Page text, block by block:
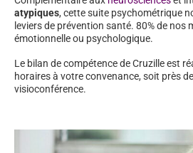
atypiques, cette suite psychométrique
leviers de prévention santé. 80% de nos
émotionnelle ou psychologique.
Le bilan de compétence de Cruzille est
horaires à votre convenance, soit près
visioconférence.